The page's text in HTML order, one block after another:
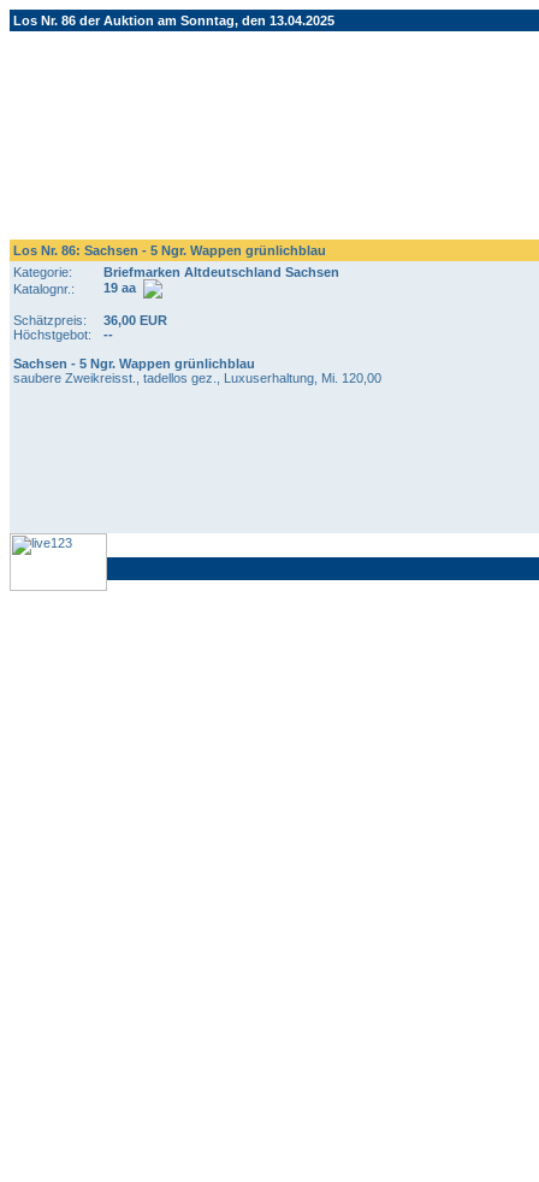
Los Nr. 86 der Auktion am Sonntag, den 13.04.2025
Los Nr. 86: Sachsen - 5 Ngr. Wappen grünlichblau
Kategorie:
Briefmarken Altdeutschland Sachsen
Katalognr.:
19 aa
Schätzpreis:
36,00 EUR
Höchstgebot:
--
Sachsen - 5 Ngr. Wappen grünlichblau
saubere Zweikreisst., tadellos gez., Luxuserhaltung, Mi. 120,00